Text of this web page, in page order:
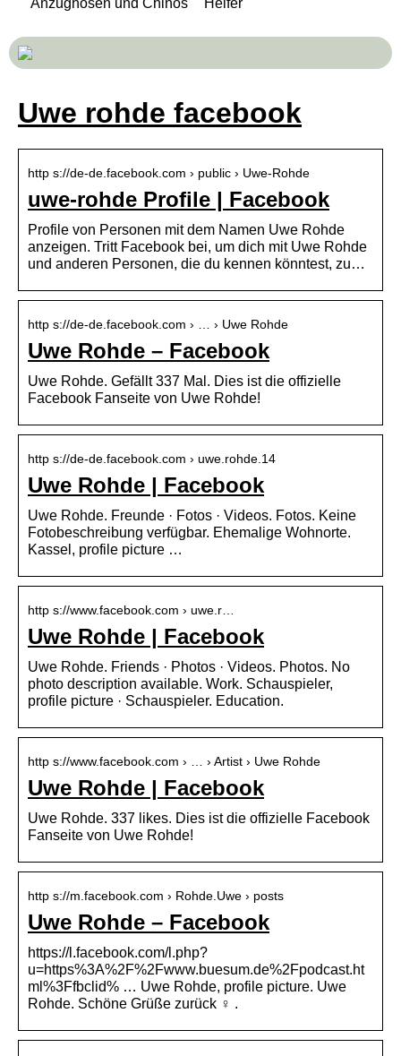
Uwe rohde facebook
http s://de-de.facebook.com › public › Uwe-Rohde
uwe-rohde Profile | Facebook
Profile von Personen mit dem Namen Uwe Rohde
anzeigen. Tritt Facebook bei, um dich mit Uwe Rohde
und anderen Personen, die du kennen könntest, zu…
http s://de-de.facebook.com › … › Uwe Rohde
Uwe Rohde – Facebook
Uwe Rohde. Gefällt 337 Mal. Dies ist die offizielle
Facebook Fanseite von Uwe Rohde!
http s://de-de.facebook.com › uwe.rohde.14
Uwe Rohde | Facebook
Uwe Rohde. Freunde · Fotos · Videos. Fotos. Keine
Fotobeschreibung verfügbar. Ehemalige Wohnorte.
Kassel, profile picture …
http s://www.facebook.com › uwe.r…
Uwe Rohde | Facebook
Uwe Rohde. Friends · Photos · Videos. Photos. No
photo description available. Work. Schauspieler,
profile picture · Schauspieler. Education.
http s://www.facebook.com › … › Artist › Uwe Rohde
Uwe Rohde | Facebook
Uwe Rohde. 337 likes. Dies ist die offizielle Facebook
Fanseite von Uwe Rohde!
http s://m.facebook.com › Rohde.Uwe › posts
Uwe Rohde – Facebook
https://l.facebook.com/l.php?
u=https%3A%2F%2Fwww.buesum.de%2Fpodcast.ht
ml%3Ffbclid% … Uwe Rohde, profile picture. Uwe
Rohde. Schöne Grüße zurück ‍♀️ .